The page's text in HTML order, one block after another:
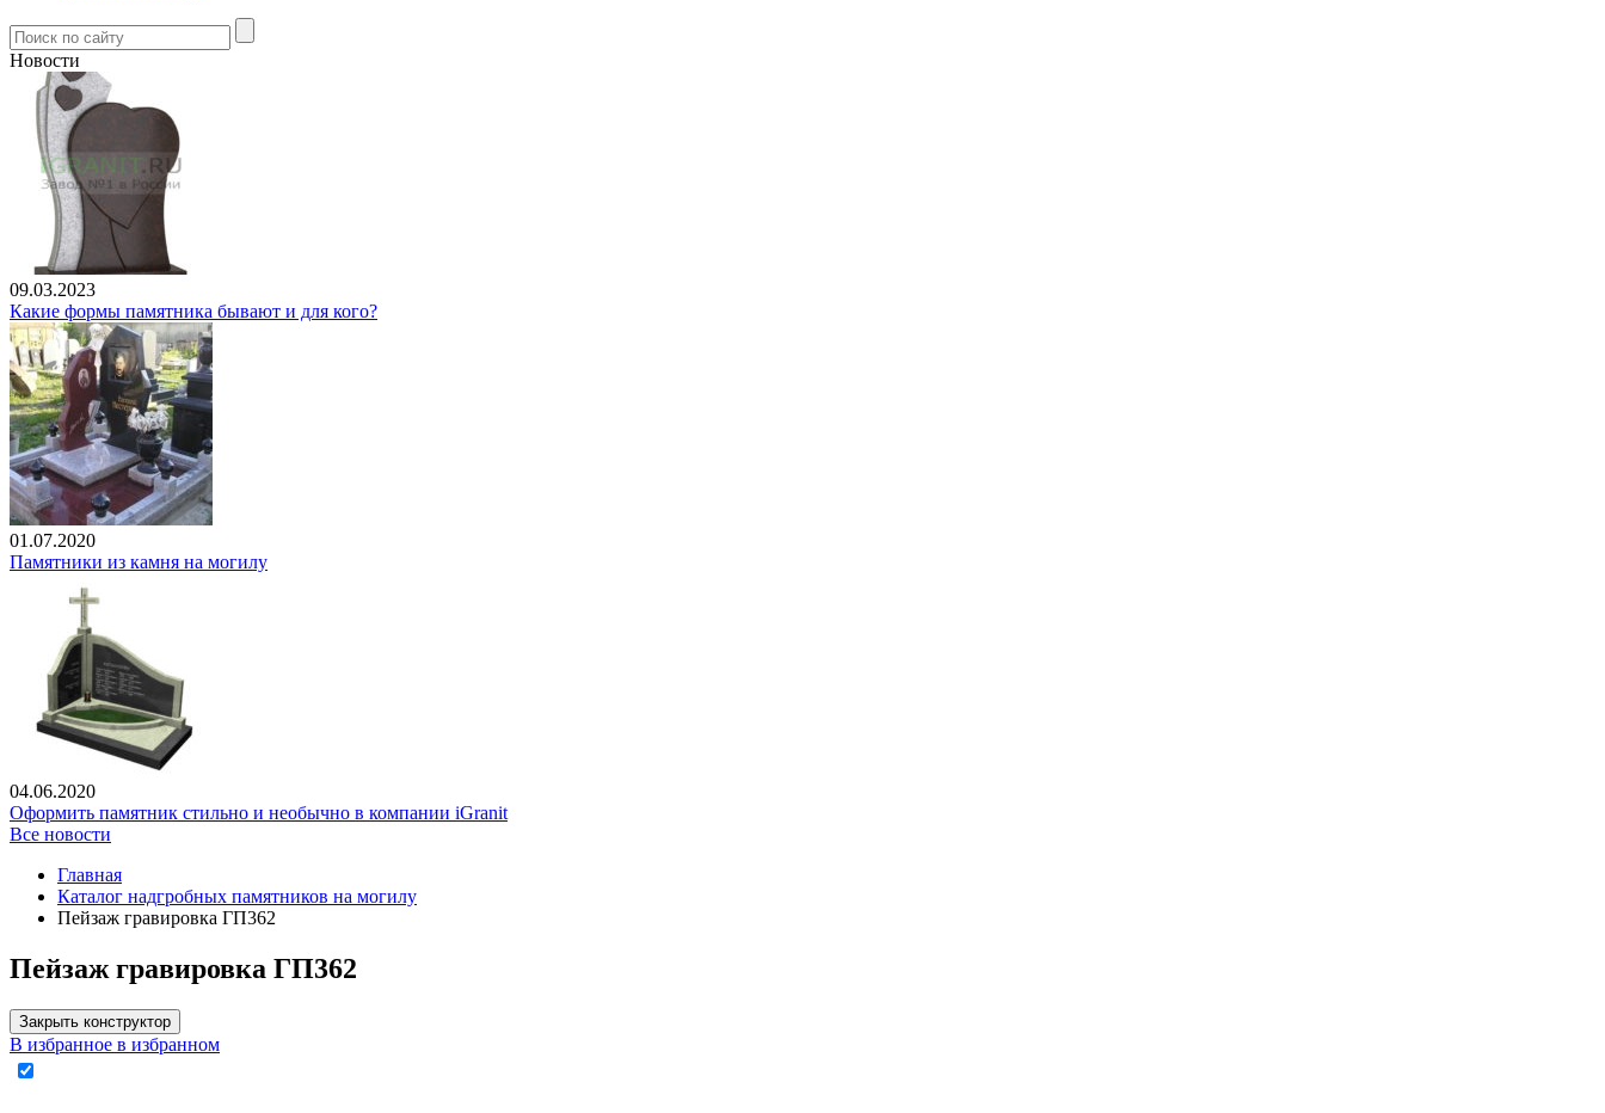
Новости
09.03.2023
Какие формы памятника бывают и для кого?
01.07.2020
Памятники из камня на могилу
04.06.2020
Оформить памятник стильно и необычно в компании iGranit
Все новости
Главная
Каталог надгробных памятников на могилу
Пейзаж гравировка ГП362
Пейзаж гравировка ГП362
Закрыть конструктор
В избранное в избранном